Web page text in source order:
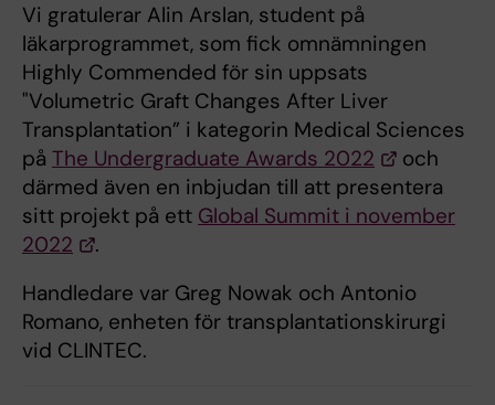
Vi gratulerar Alin Arslan, student på
läkarprogrammet, som fick omnämningen
Highly Commended för sin uppsats
"Volumetric Graft Changes After Liver
Transplantation” i kategorin Medical Sciences
på The Undergraduate Awards 2022
och
därmed även en inbjudan till att presentera
sitt projekt på ett Global Summit i november
2022
.
Handledare var Greg Nowak och Antonio
Romano, enheten för transplantationskirurgi
vid CLINTEC.